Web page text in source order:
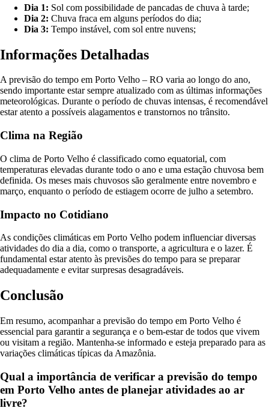
Dia 1: Sol com possibilidade de pancadas de chuva à tarde;
Dia 2: Chuva fraca em alguns períodos do dia;
Dia 3: Tempo instável, com sol entre nuvens;
Informações Detalhadas
A previsão do tempo em Porto Velho – RO varia ao longo do ano,
sendo importante estar sempre atualizado com as últimas informações
meteorológicas. Durante o período de chuvas intensas, é recomendável
estar atento a possíveis alagamentos e transtornos no trânsito.
Clima na Região
O clima de Porto Velho é classificado como equatorial, com
temperaturas elevadas durante todo o ano e uma estação chuvosa bem
definida. Os meses mais chuvosos são geralmente entre novembro e
março, enquanto o período de estiagem ocorre de julho a setembro.
Impacto no Cotidiano
As condições climáticas em Porto Velho podem influenciar diversas
atividades do dia a dia, como o transporte, a agricultura e o lazer. É
fundamental estar atento às previsões do tempo para se preparar
adequadamente e evitar surpresas desagradáveis.
Conclusão
Em resumo, acompanhar a previsão do tempo em Porto Velho é
essencial para garantir a segurança e o bem-estar de todos que vivem
ou visitam a região. Mantenha-se informado e esteja preparado para as
variações climáticas típicas da Amazônia.
Qual a importância de verificar a previsão do tempo
em Porto Velho antes de planejar atividades ao ar
livre?